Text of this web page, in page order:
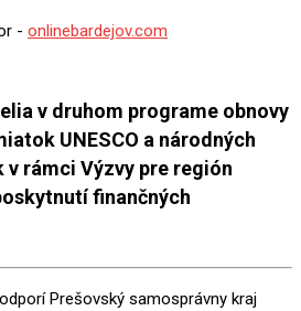
- onlinebardejov.com
v druhom programe obnovy
UNESCO a národných
rámci Výzvy pre región
finančných
Prešovský samosprávny kraj